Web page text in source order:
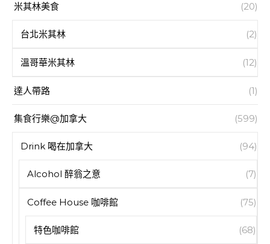
米其林美食 (20)
台北米其林 (2)
溫哥華米其林 (12)
達人帶路 (1)
集食行樂@加拿大 (599)
Drink 喝在加拿大 (94)
Alcohol 醉翁之意 (7)
Coffee House 咖啡館 (75)
特色咖啡館 (68)